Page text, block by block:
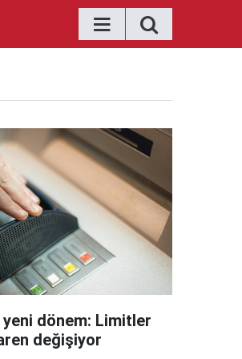
dönem: Limitler
değişiyor